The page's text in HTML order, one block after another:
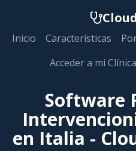
Cloud
Inicio Características
Acceder a mi Clínica
Software
en Italia -